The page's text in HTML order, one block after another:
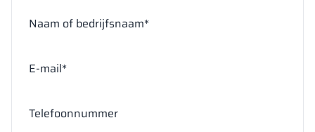
Naam of bedrijfsnaam*
E-mail*
Telefoonnummer